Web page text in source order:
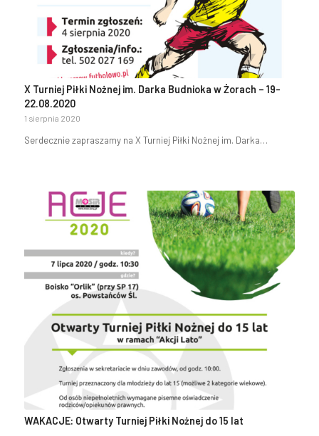
X Turniej Piłki Nożnej im. Darka Budnioka w Żorach – 19-
22.08.2020
1 sierpnia 2020
Serdecznie zapraszamy na X Turniej Piłki Nożnej im. Darka…
WAKACJE: Otwarty Turniej Piłki Nożnej do 15 lat